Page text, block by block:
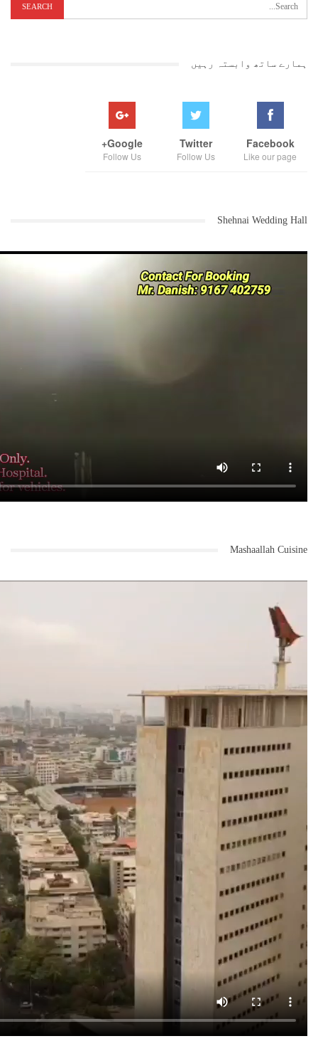
ہمارے ساتھ وابستہ رہیں
Facebook
Like our page
Twitter
Follow Us
Google+
Follow Us
Shehnai Wedding Hall
Mashaallah Cuisine